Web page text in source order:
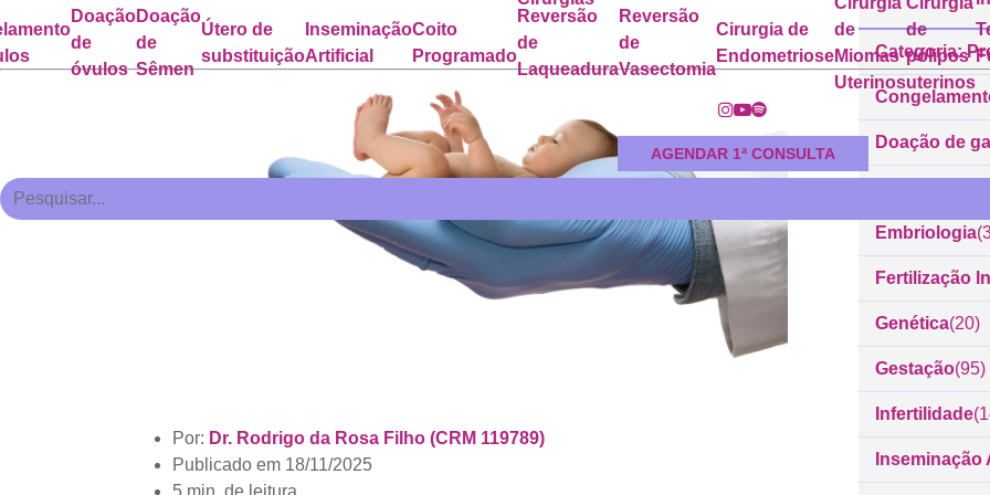
Doação
de
óvulos
Doação
de
Sêmen
Útero de
substituição
Inseminação
Artificial
Coito
Programado
Reversão
de
Laqueadura
Reversão
de
Vasectomia
Cirurgia de
Endometriose
de
Miomas
Uterinos
de
pólipos
uterinos
AGENDAR 1ª CONSULTA
Por: Dr. Rodrigo da Rosa Filho (CRM 119789)
Publicado em 18/11/2025
Categoria:
Doação de
Embriologia
Fertilização
Genética(20)
Gestação(95)
Infertilidade
Inseminação